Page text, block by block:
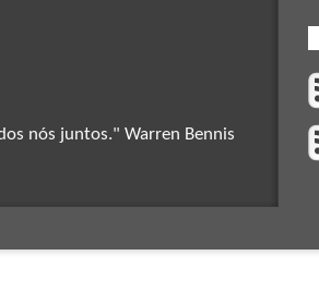
nós juntos." Warren Bennis